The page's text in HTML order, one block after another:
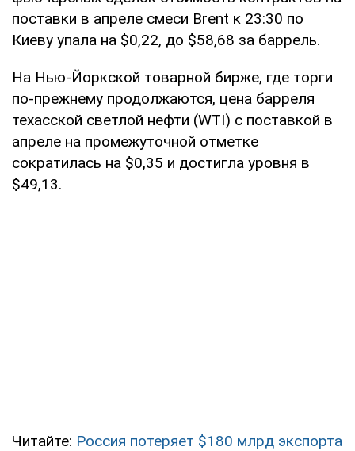
поставки в апреле смеси Brent к 23:30 по
Киеву упала на $0,22, до $58,68 за баррель.
На Нью-Йоркской товарной бирже, где торги
по-прежнему продолжаются, цена барреля
техасской светлой нефти (WTI) с поставкой в
апреле на промежуточной отметке
сократилась на $0,35 и достигла уровня в
$49,13.
Читайте: Россия потеряет $180 млрд экспорта